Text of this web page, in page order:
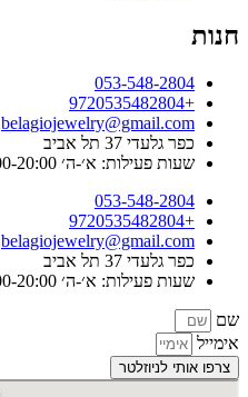
חנות
053-548-2804
+9720535482804
belagiojewelry@gmail.com
כפר גלעדי 37 תל אביב
שעות פעילות: א׳-ה׳ 09:00-20:00 ו׳ וערבי חג 9:00-15:00
053-548-2804
+9720535482804
belagiojewelry@gmail.com
כפר גלעדי 37 תל אביב
שעות פעילות: א׳-ה׳ 09:00-20:00 ו׳ וערבי חג 9:00-15:00
שם
אימייל
צרפו אותי לניוזלטר